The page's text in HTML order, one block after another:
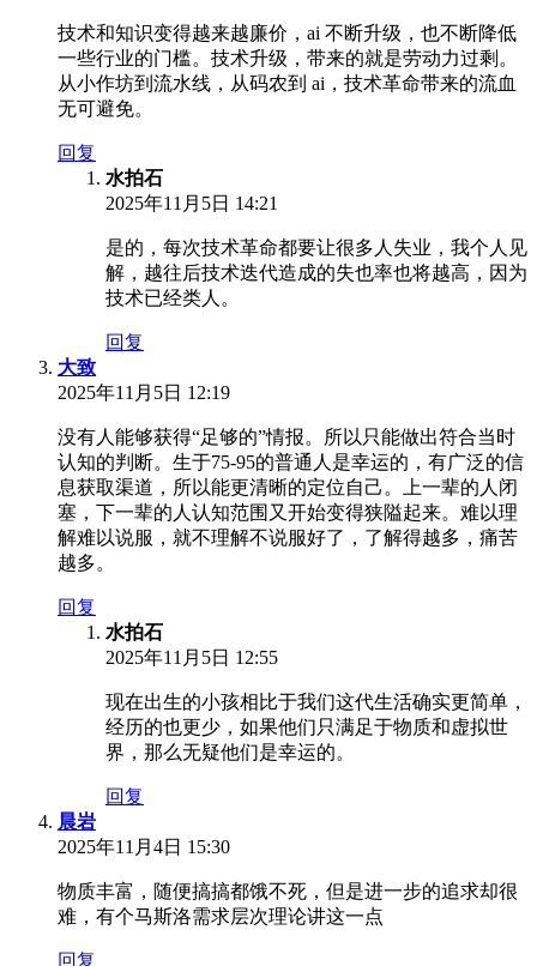
技术和知识变得越来越廉价，ai 不断升级，也不断降低
一些行业的门槛。技术升级，带来的就是劳动力过剩。
从小作坊到流水线，从码农到 ai，技术革命带来的流血
无可避免。
回复
水拍石
2025年11月5日 14:21
是的，每次技术革命都要让很多人失业，我个人见
解，越往后技术迭代造成的失也率也将越高，因为
技术已经类人。
回复
大致
2025年11月5日 12:19
没有人能够获得“足够的”情报。所以只能做出符合当时
认知的判断。生于75-95的普通人是幸运的，有广泛的信
息获取渠道，所以能更清晰的定位自己。上一辈的人闭
塞，下一辈的人认知范围又开始变得狭隘起来。难以理
解难以说服，就不理解不说服好了，了解得越多，痛苦
越多。
回复
水拍石
2025年11月5日 12:55
现在出生的小孩相比于我们这代生活确实更简单，
经历的也更少，如果他们只满足于物质和虚拟世
界，那么无疑他们是幸运的。
回复
晨岩
2025年11月4日 15:30
物质丰富，随便搞搞都饿不死，但是进一步的追求却很
难，有个马斯洛需求层次理论讲这一点
回复